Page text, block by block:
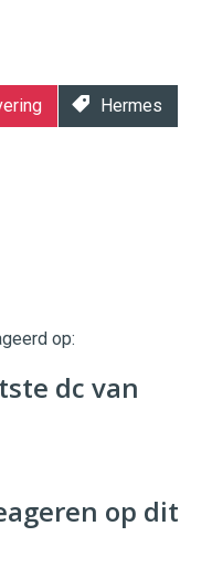
Hermes
op:
dc van
op dit